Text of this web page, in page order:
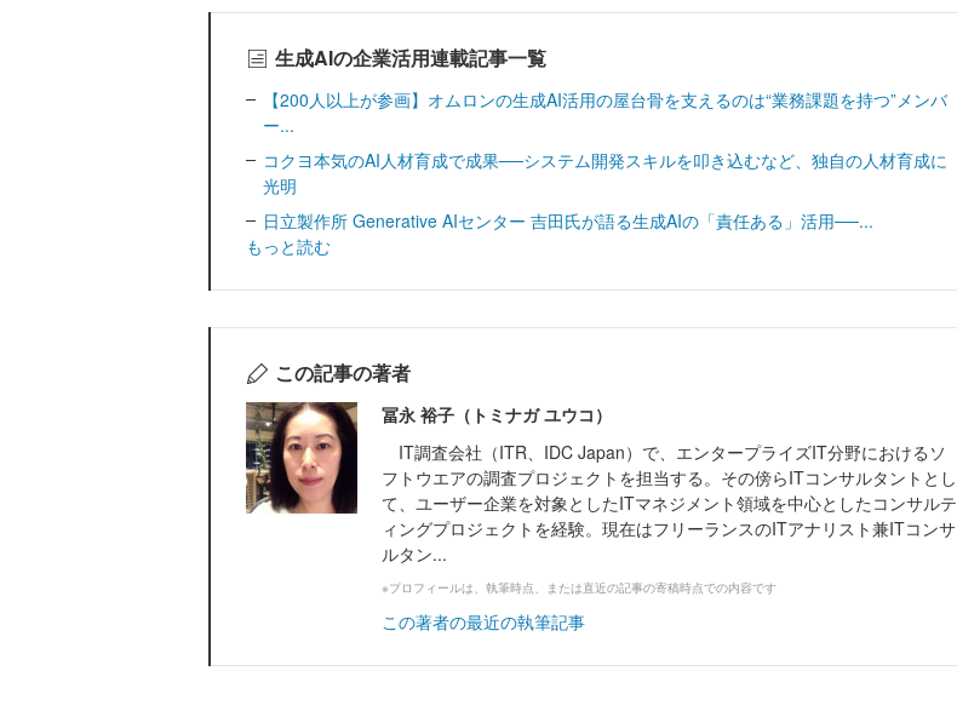
生成AIの企業活用連載記事一覧
【200人以上が参画】オムロンの生成AI活用の屋台骨を支えるのは“業務課題を持つ”メンバ
ー...
コクヨ本気のAI人材育成で成果──システム開発スキルを叩き込むなど、独自の人材育成に
光明
日立製作所 Generative AIセンター 吉田氏が語る生成AIの「責任ある」活用──...
もっと読む
この記事の著者
冨永 裕子（トミナガ ユウコ）
IT調査会社（ITR、IDC Japan）で、エンタープライズIT分野におけるソ
フトウエアの調査プロジェクトを担当する。その傍らITコンサルタントとし
て、ユーザー企業を対象としたITマネジメント領域を中心としたコンサルテ
ィングプロジェクトを経験。現在はフリーランスのITアナリスト兼ITコンサ
ルタン...
※プロフィールは、執筆時点、または直近の記事の寄稿時点での内容です
この著者の最近の執筆記事